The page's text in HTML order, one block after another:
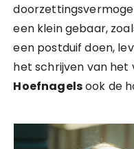
een klein gebaar,
een postduif doen,
het schrijven van het
Hoefnagelsook de